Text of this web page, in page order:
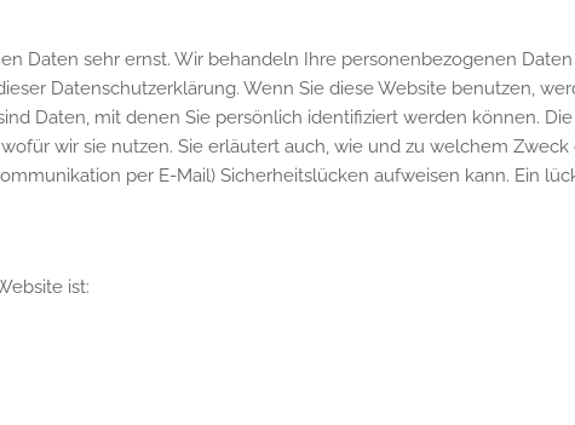
Daten sehr ernst. Wir behandeln Ihre personenbezogenen
Datenschutzerklärung. Wenn Sie diese Website benutzen,
Daten, mit denen Sie persönlich identifiziert werden können.
wir sie nutzen. Sie erläutert auch, wie und zu welchem Zweck
per E-Mail) Sicherheitslücken aufweisen kann. Ein
ist: